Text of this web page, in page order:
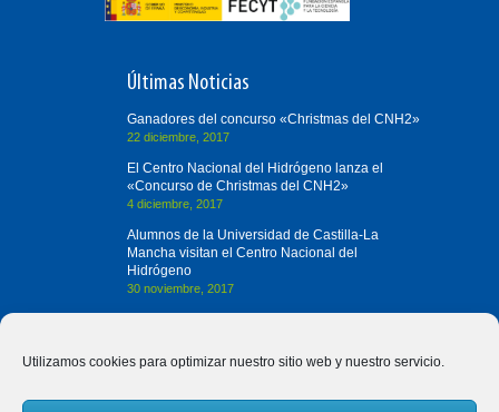
Utilizamos cookies para optimizar nuestro sitio web y nuestro servicio.
Últimas Noticias
Ganadores del concurso «Christmas del CNH2»
22 diciembre, 2017
El Centro Nacional del Hidrógeno lanza el
«Concurso de Christmas del CNH2»
4 diciembre, 2017
Alumnos de la Universidad de Castilla-La
Mancha visitan el Centro Nacional del
Hidrógeno
30 noviembre, 2017
Contacta con Nosotros
(+34) 926 420 682